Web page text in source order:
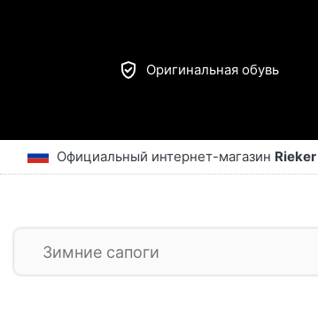
Оригинальная обувь
Официальный интернет-магазин Rieker